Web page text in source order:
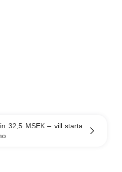
32,5 MSEK – vill starta